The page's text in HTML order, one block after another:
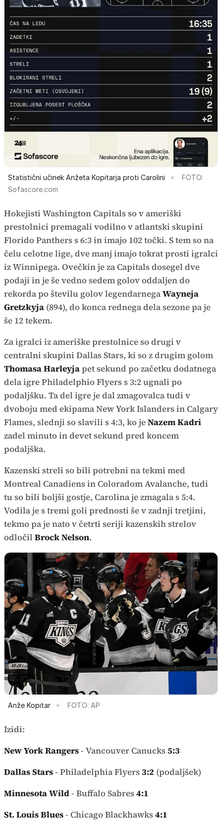
Statistični učinek Anžeta Kopitarja proti Carolini
FOTO:
Sofascore.com
Hokejisti Washington Capitals so v ameriški
prestolnici premagali vodilno v atlantski skupini
Florido Panthers s 6:3 in imajo 102 točki. S tem so na
čelu celotne lige, dve manj imajo tokrat prosti igralci
iz Winnipega. Ovečkin je za Capitals dosegel dve
podaji in je še vedno sedem golov oddaljen do
rekorda po številu golov legendarnegaWayneja
Gretzkyja (894), do konca rednega dela sezone pa je
še 12 tekem.
Za igralci iz ameriške prestolnice so drugi v
centralni skupini Dallas Stars, ki so z drugim golom
Thomasa Harleyjapet sekund po začetku dodatnega
dela igre Philadelphio Flyers s 3:2 ugnali po
podaljšku. Ta del igre je dal zmagovalca tudi v
dvoboju med ekipama New York Islanders in Calgary
Flames, slednji so slavili s 4:3, ko jeNazem Kadri
zadel minuto in devet sekund pred koncem
podaljška.
Kazenski streli so bili potrebni na tekmi med
Montreal Canadiens in Coloradom Avalanche, tudi
tu so bili boljši gostje, Carolina je zmagala s 5:4.
Vodila je s tremi goli prednosti še v zadnji tretjini,
tekmo pa je nato v četrti seriji kazenskih strelov
odločil Brock Nelson.
Anže Kopitar FOTO: AP
Izidi:
New York Rangers- Vancouver Canucks5:3
Dallas Stars- Philadelphia Flyers3:2 (podaljšek)
Minnesota Wild- Buffalo Sabres4:1
St. Louis Blues- Chicago Blackhawks4:1